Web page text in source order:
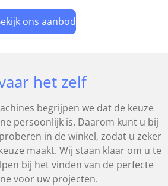
ons aanbod
het zelf
begrijpen we dat de keuze
persoonlijk is. Daarom kunt u bij
in de winkel, zodat u zeker
maakt. Wij staan klaar om u te
bij het vinden van de perfecte
voor uw projecten.